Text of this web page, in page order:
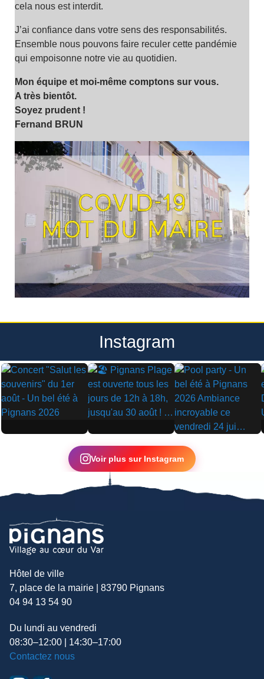
cela nous est interdit.
J’ai confiance dans votre sens des responsabilités.
Ensemble nous pouvons faire reculer cette pandémie
qui empoisonne notre vie au quotidien.
Mon équipe et moi-même comptons sur vous.
A très bientôt.
Soyez prudent !
Fernand BRUN
Instagram
▶ ▶
▶
Voir plus sur Instagram
Hôtel de ville
7, place de la mairie | 83790 Pignans
04 94 13 54 90
Du lundi au vendredi
08:30–12:00 | 14:30–17:00
Contactez nous